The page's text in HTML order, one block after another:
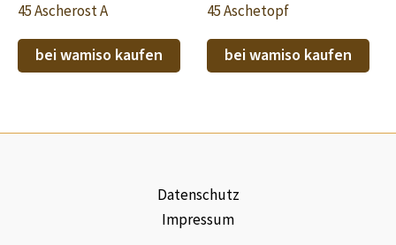
45 Ascherost A
bei wamiso kaufen
45 Aschetopf
bei wamiso kaufen
Datenschutz
Impressum